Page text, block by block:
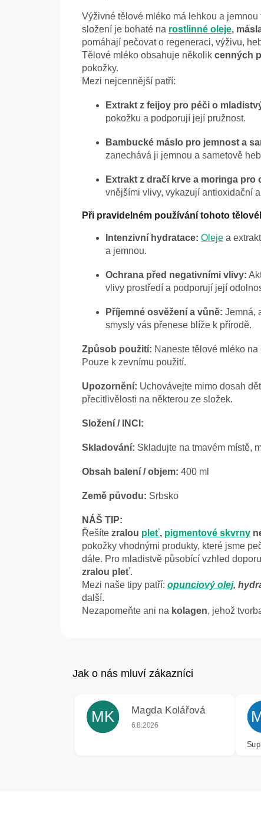
Výživné tělové mléko má lehkou a
složení je bohaté na rostlinné oleje,
pomáhají pečovat o regeneraci, výživu,
Tělové mléko obsahuje několik cenných
pokožky.
Mezi nejcennější patří:
Extrakt z feijoy pro péči o
pokožku a podporují její pružnost.
Bambucké máslo pro jemnost a
zanechává ji jemnou a sametově
Extrakt z dračí krve a moringa pro
vnějšími vlivy, vykazují antioxidační
Při pravidelném používání tohoto
Intenzivní hydratace: Oleje a
a jemnou.
Ochrana před negativními vlivy:
vlivy prostředí a podporují její
Příjemné osvěžení a vůně: Jemná,
smysly vás přenese blíže k přírodě.
Způsob použití: Naneste tělové mléko
Pouze k zevnímu použití.
Upozornění: Uchovávejte mimo dosah
přecitlivělosti na některou ze složek.
Složení / INCI:
Skladování: Skladujte na tmavém místě,
Obsah balení / objem: 400 ml
Země původu: Srbsko
NÁŠ TIP:
Řešíte zralou pleť, pigmentové skvrny
pokožky vhodnými produkty, které jsme
dále. Pro mladistvě působící vzhled
zralou pleť.
Mezi naše tipy patří: opunciový olej,
další.
Nezapomeňte ani na kolagen, jehož
MK Magda Kolářová
Hodnocení obchodu je 5 z 5
6.8.2026